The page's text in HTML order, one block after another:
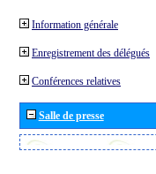
Information générale
Enregistrement des délégués
Conférences relatives
Salle de presse